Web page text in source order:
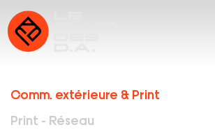
Comm. extérieure & Print
Print - Réseau